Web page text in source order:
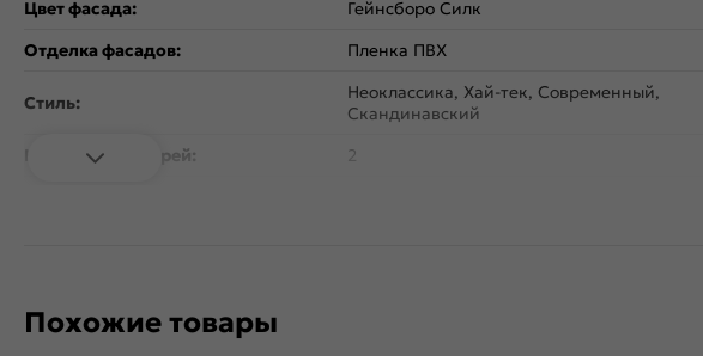
Цвет фасада:
Гейнсборо Силк
Отделка фасадов:
Пленка ПВХ
Стиль:
Неоклассика, Хай-тек, Современный,
Скандинавский
Количество дверей:
2
Расположение:
Похожие товары